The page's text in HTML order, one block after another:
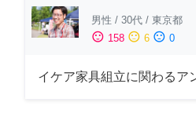
男性 / 30代 / 東京都
sentiment_satisfied 158 sentiment_neutral 6 sentiment_dissatisfied 0
イケア家具組立に関わるア